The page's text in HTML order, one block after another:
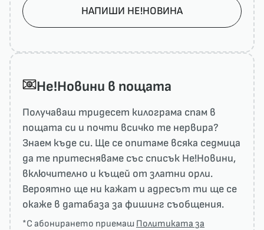
НАПИШИ НЕ!НОВИНА
He!Новини в пощата
Получаваш тридесет килограма спам в
пощата си и почти всичко те нервира?
Знаем къде си. Ще се опитаме всяка седмица
да те притесняваме със списък He!Новини,
включително и къщей от златни орли.
Вероятно ще ни кажат и адресът ти ще се
окаже в датабаза за фишинг съобщения.
*С абонирането приемаш Политиката за